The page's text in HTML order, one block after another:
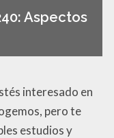
Aspectos
interesado en
pero te
estudios y